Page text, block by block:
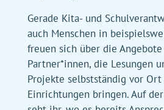
Gerade Kita- und
auch Menschen in
freuen sich über die
Partner*innen, die Lesungen
Projekte selbstständig vor
Einrichtungen bringen. Auf